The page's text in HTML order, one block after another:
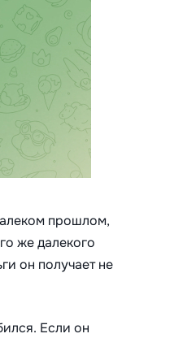
прошлом,
же далекого
он получает не
Если он